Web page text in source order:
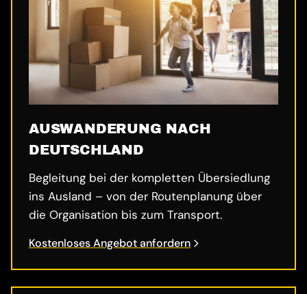
AUSWANDERUNG NACH
DEUTSCHLAND
Begleitung bei der kompletten Übersiedlung
ins Ausland – von der Routenplanung über
die Organisation bis zum Transport.
Kostenloses Angebot anfordern